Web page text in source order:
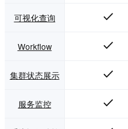
可视化查询
Workflow
集群状态展示
服务监控